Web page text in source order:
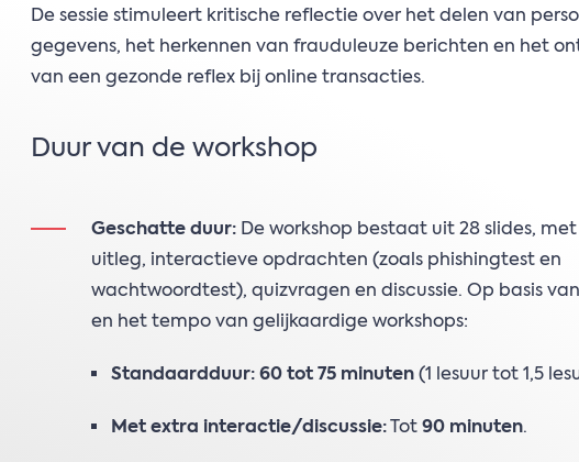
De sessie stimuleert kritische reflectie over het delen van
gegevens, het herkennen van frauduleuze berichten en het
van een gezonde reflex bij online transacties.
Duur van de workshop
Geschatte duur: De workshop bestaat uit 28 slides,
uitleg, interactieve opdrachten (zoals phishingtest en
wachtwoordtest), quizvragen en discussie. Op basis
en het tempo van gelijkaardige workshops:
Standaardduur: 60 tot 75 minuten (1 lesuur tot 1,5
Met extra interactie/discussie: Tot 90 minuten.